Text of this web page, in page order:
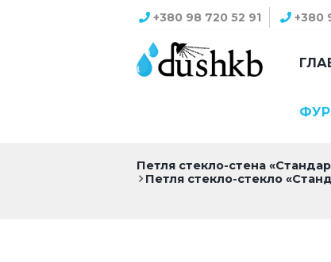
+380 98 720 52 91 +380
Петля стекло-стена
Петля стекло-стекло